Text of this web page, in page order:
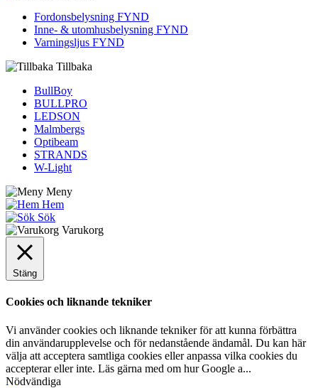
Fordons­belysning FYND
Inne- & utomhus­belysning FYND
Varningsljus FYND
Tillbaka
BullBoy
BULLPRO
LEDSON
Malmbergs
Optibeam
STRANDS
W-Light
Meny
Hem
Sök
Varukorg
Stäng
Cookies och liknande tekniker
Vi använder cookies och liknande tekniker för att kunna förbättra
din användarupplevelse och för nedanstående ändamål. Du kan här
välja att acceptera samtliga cookies eller anpassa vilka cookies du
accepterar eller inte. Läs gärna med om hur Google a...
Nödvändiga